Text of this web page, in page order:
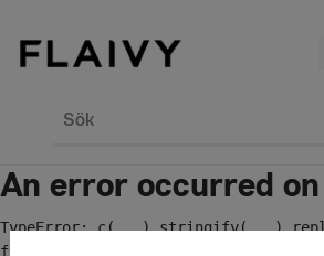
Sök
An error occurred
TypeError:
function